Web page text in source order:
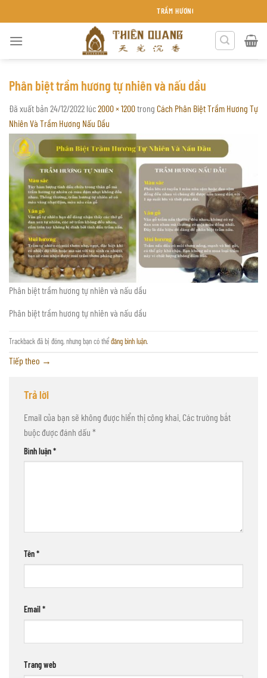
đến
TRẦM HƯƠNG THIÊN QUANG KHÁNH HÒA
Phân biệt trầm hương tự nhiên và nấu dầu
Đã xuất bản 24/12/2022 lúc2000 × 1200trong Cách Phân Biệt Trầm Hương Tự
Nhiên Và Trầm Hương Nấu Dầu
Phân biệt trầm hương tự nhiên và nấu dầu
Phân biệt trầm hương tự nhiên và nấu dầu
Trackback đã bị đóng, nhưng bạn có thểđăng bình luận.
Tiếp theo →
Trả lời
Email của bạn sẽ không được hiển thị công khai. Các trường bắt
buộc được đánh dấu *
Bình luận*
Tên*
Email*
Trang web